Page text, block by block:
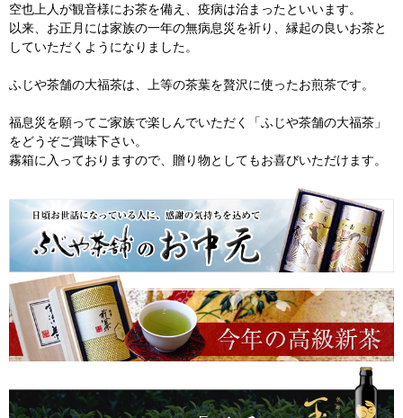
空也上人が観音様にお茶を備え、疫病は治まったといいます。
以来、お正月には家族の一年の無病息災を祈り、縁起の良いお茶と
していただくようになりました。
ふじや茶舗の大福茶は、上等の茶葉を贅沢に使ったお煎茶です。
福息災を願ってご家族で楽しんでいただく「ふじや茶舗の大福茶」
をどうぞご賞味下さい。
霧箱に入っておりますので、贈り物としてもお喜びいただけます。